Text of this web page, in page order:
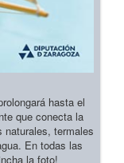
hasta el
que conecta la
naturales, termales
En todas las
la foto!